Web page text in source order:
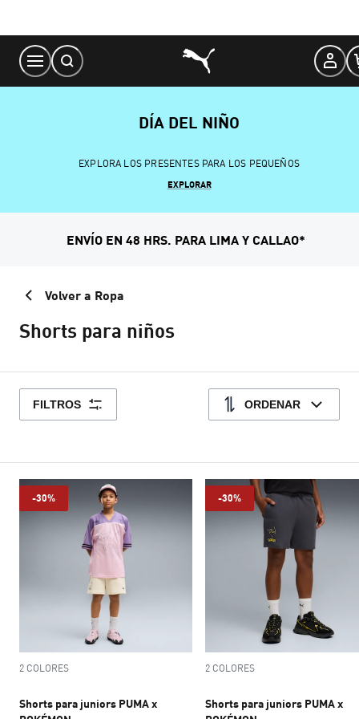
Content
DÍA DEL NIÑO
EXPLORA LOS PRESENTES PARA LOS PEQUEÑOS
EXPLORAR
ENVÍO EN 48 HRS. PARA LIMA Y CALLAO*
Volver a Ropa
Shorts para niños
FILTROS ORDENAR
-30%
2 COLORES
Shorts para juniors PUMA x
-30%
2 COLORES
Shorts para juniors PUMA x